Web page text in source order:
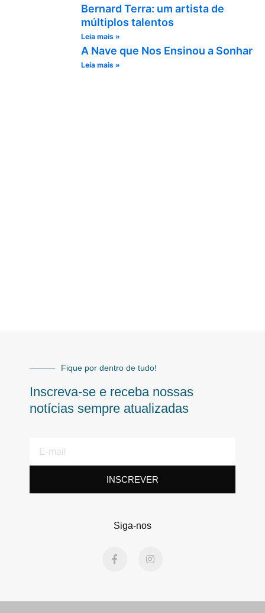
Bernard Terra: um artista de
múltiplos talentos
Leia mais »
A Nave que Nos Ensinou a Sonhar
Leia mais »
Fique por dentro de tudo!
Inscreva-se e receba nossas
notícias sempre atualizadas
INSCREVER
Siga-nos
a
o
n
g